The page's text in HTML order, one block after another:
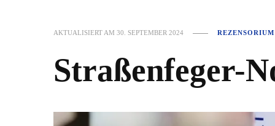
AKTUALISIERT AM 30. SEPTEMBER 2024 REZENSORIUM
Straßenfeger-